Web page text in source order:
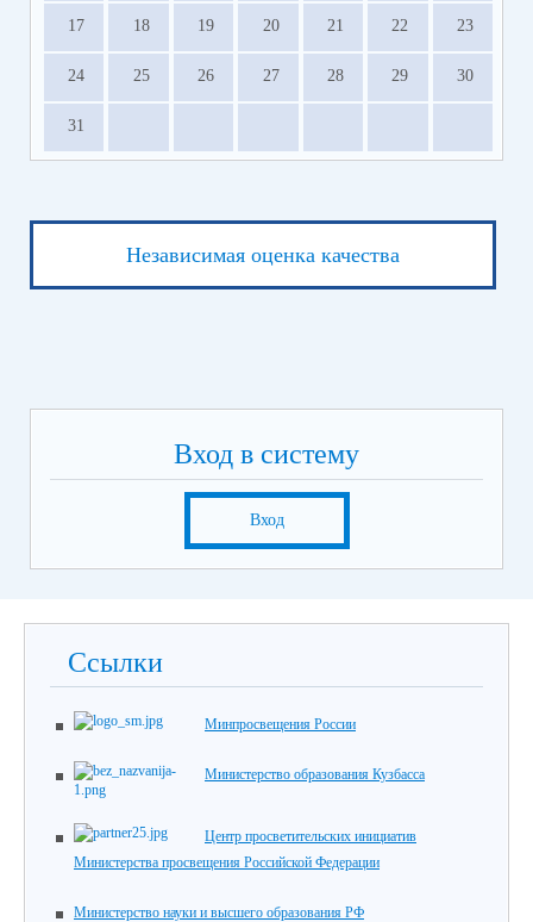
17 18 19 20 21 22 23
24 25 26 27 28 29 30
31
Независимая оценка качества
Вход в систему
Вход
Ссылки
Минпросвещения России
Министерство образования Кузбасса
Центр просветительских инициатив
Министерства просвещения Российской Федерации
Министерство науки и высшего образования РФ